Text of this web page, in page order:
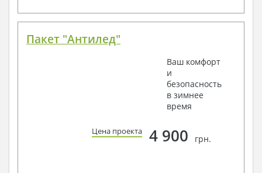
Пакет "Антилед"
Ваш комфорт
и
безопасность
в зимнее
время
Цена проекта 4 900 грн.